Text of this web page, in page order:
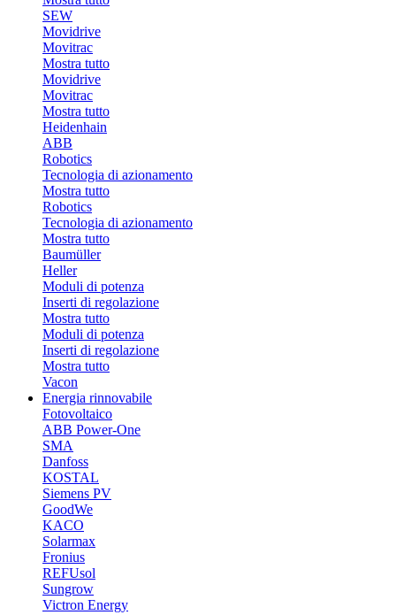
SEW
Movidrive
Movitrac
Mostra tutto
Movidrive
Movitrac
Mostra tutto
Heidenhain
ABB
Robotics
Tecnologia di azionamento
Mostra tutto
Robotics
Tecnologia di azionamento
Mostra tutto
Baumüller
Heller
Moduli di potenza
Inserti di regolazione
Mostra tutto
Moduli di potenza
Inserti di regolazione
Mostra tutto
Vacon
Energia rinnovabile
Fotovoltaico
ABB Power-One
SMA
Danfoss
KOSTAL
Siemens PV
GoodWe
KACO
Solarmax
Fronius
REFUsol
Sungrow
Victron Energy